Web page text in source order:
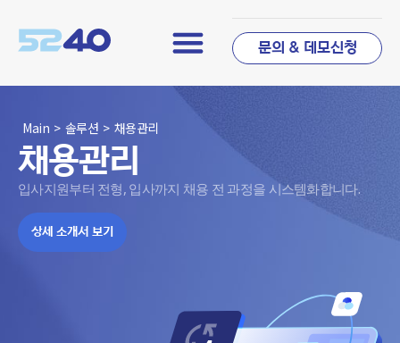
Main > 솔루션 > 채용관리
채용관리
입사지원부터 전형, 입사까지 채용 전 과정을 시스템화합니다.
상세 소개서 보기
문의 & 데모신청